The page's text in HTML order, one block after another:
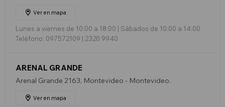
Ver en mapa
Lunes a viernes de 10:00 a 18:00 | Sábados de 10:00 a 14:00
Teléfono: 097572109 | 2320 9940
ARENAL GRANDE
Arenal Grande 2163, Montevideo - Montevideo.
Ver en mapa